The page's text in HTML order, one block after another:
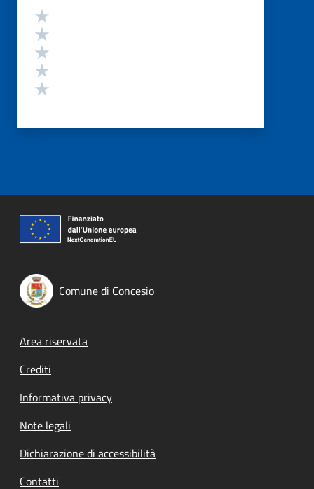
Valutazione
Comune di Concesio
Footer menu
Area riservata
Crediti
Informativa privacy
Note legali
Dichiarazione di accessibilità
Contatti